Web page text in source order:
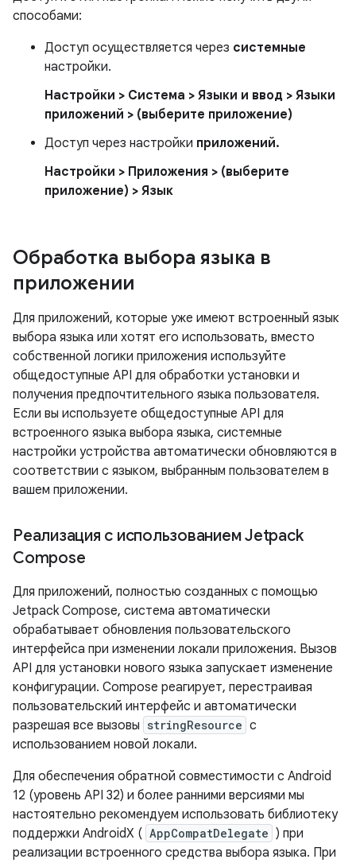
способами:
Доступ осуществляется через системные
настройки.
Настройки > Система > Языки и ввод > Языки
приложений > (выберите приложение)
Доступ через настройки приложений.
Настройки > Приложения > (выберите
приложение) > Язык
Обработка выбора языка в
приложении
Для приложений, которые уже имеют встроенный язык
выбора языка или хотят его использовать, вместо
собственной логики приложения используйте
общедоступные API для обработки установки и
получения предпочтительного языка пользователя.
Если вы используете общедоступные API для
встроенного языка выбора языка, системные
настройки устройства автоматически обновляются в
соответствии с языком, выбранным пользователем в
вашем приложении.
Реализация с использованием Jetpack
Compose
Для приложений, полностью созданных с помощью
Jetpack Compose, система автоматически
обрабатывает обновления пользовательского
интерфейса при изменении локали приложения. Вызов
API для установки нового языка запускает изменение
конфигурации. Compose реагирует, перестраивая
пользовательский интерфейс и автоматически
разрешая все вызовы stringResource с
использованием новой локали.
Для обеспечения обратной совместимости с Android
12 (уровень API 32) и более ранними версиями мы
настоятельно рекомендуем использовать библиотеку
поддержки AndroidX ( AppCompatDelegate ) при
реализации встроенного средства выбора языка. При